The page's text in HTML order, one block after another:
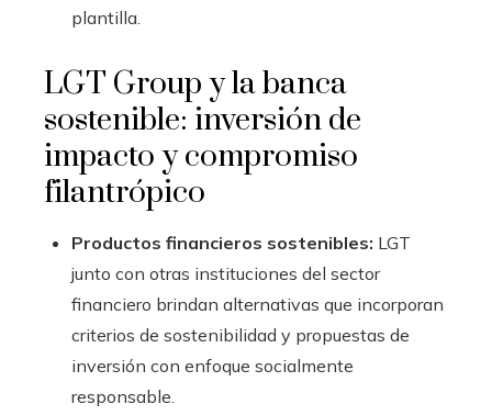
plantilla.
LGT Group y la banca
sostenible: inversión de
impacto y compromiso
filantrópico
Productos financieros sostenibles: LGT
junto con otras instituciones del sector
financiero brindan alternativas que incorporan
criterios de sostenibilidad y propuestas de
inversión con enfoque socialmente
responsable.